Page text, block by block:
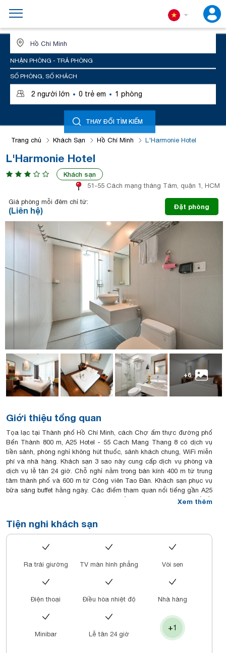
NHẬN PHÒNG - TRẢ PHÒNG
SỐ PHÒNG, SỐ KHÁCH
2 người lớn · 0 trẻ em · 1 phòng
THAY ĐỔI TÌM KIẾM
Trang chủ Khách Sạn Hồ Chí Minh L'Harmonie Hotel
L'Harmonie Hotel
Khách sạn
51-55 Cách mạng tháng Tám, quận 1, HCM
Giá phòng mỗi đêm chỉ từ:
(Liên hệ) Đặt phòng
+6
Giới thiệu tổng quan
Tọa lạc tại Thành phố Hồ Chí Minh, cách Chợ ẩm thực đường phố
Bến Thành 800 m, A25 Hotel - 55 Cach Mang Thang 8 có dịch vụ
tiền sảnh, phòng nghỉ không hút thuốc, sảnh khách chung, WiFi miễn
phí và nhà hàng. Khách sạn 3 sao này cung cấp dịch vụ phòng và
dịch vụ lễ tân 24 giờ. Chỗ nghỉ nằm trong bán kính 400 m từ trung
tâm thành phố và 600 m từ Công viên Tao Đàn. Khách sạn phục vụ
bữa sáng buffet hằng ngày. Các điểm tham quan nổi tiếng gần A25
Hotel - 55 Cach Mang Thang 8 bao gồm Bảo tàng Thành phố Hồ
Việt Nam. Sân bay gần nhất là sân bay quốc tế Tân Sơn Nhất, cách
đó 7 km, và chỗ nghỉ cung cấp dịch vụ đưa đón sân bay với một
khoản phụ phí.
Xem thêm
Tiện nghi khách sạn
Ra trải giường TV màn hình phẳng Vòi sen
Điện thoại Điều hòa nhiệt độ Nhà hàng
Minibar Lễ tân 24 giờ
+1